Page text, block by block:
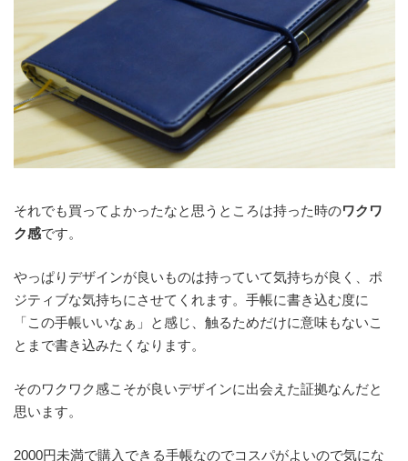
それでも買ってよかったなと思うところは持った時のワクワ
ク感です。
やっぱりデザインが良いものは持っていて気持ちが良く、ポ
ジティブな気持ちにさせてくれます。手帳に書き込む度に
「この手帳いいなぁ」と感じ、触るためだけに意味もないこ
とまで書き込みたくなります。
そのワクワク感こそが良いデザインに出会えた証拠なんだと
思います。
2000円未満で購入できる手帳なのでコスパがよいので気にな